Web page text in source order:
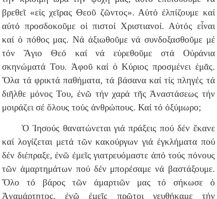
βρεθεῖ «εἰς χεῖρας Θεοῦ ζῶντος». Αὐτό ἐλπίζουμε καί
αὐτό προσδοκοῦμε οἱ πιστοί Χριστιανοί. Αὐτός εἶναι
καί ὁ πόθος μας. Νά ἀξιωθοῦμε νά συνδοξασθοῦμε μέ
τόν Ἅγιο Θεό καί νά εὑρεθοῦμε στά Οὐράνια
σκηνώματά Του. Ἀφοῦ καί ὁ Κύριος προσμένει ἐμᾶς.
Ὅλα τά φρικτά παθήματα, τά βάσανα καί τίς πληγές τά
διῆλθε μόνος Του, ἐνῶ τήν χαρά τῆς Ἀναστάσεως τήν
μοιράζει σέ ὅλους τούς ἀνθρώπους. Καί τό ὀξύμωρο;
Ὁ Ἰησούς θανατώνεται γιά πράξεις πού δέν ἔκανε
καί λογίζεται μετά τῶν κακούργων γιά ἐγκλήματα πού
δέν διέπραξε, ἐνῶ ἐμεῖς γιατρευόμαστε ἀπό τούς πόνους
τῶν ἁμαρτημάτων πού δέν μπορέσαμε νά βαστάξουμε.
Ὅλο τό βάρος τῶν ἁμαρτιῶν μας τό σήκωσε ὁ
Ἀναμάρτητος, ἐνῶ ἐμεῖς πρῶτοι γευθήκαμε τήν